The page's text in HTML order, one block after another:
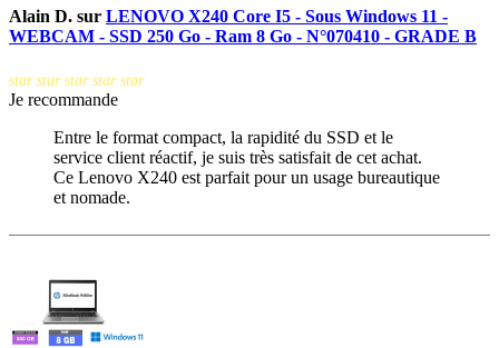
Alain D. sur LENOVO X240 Core I5 - Sous Windows 11 -
WEBCAM - SSD 250 Go - Ram 8 Go - N°070410 - GRADE B
star star star star star
Je recommande
Entre le format compact, la rapidité du SSD et le
service client réactif, je suis très satisfait de cet achat.
Ce Lenovo X240 est parfait pour un usage bureautique
et nomade.